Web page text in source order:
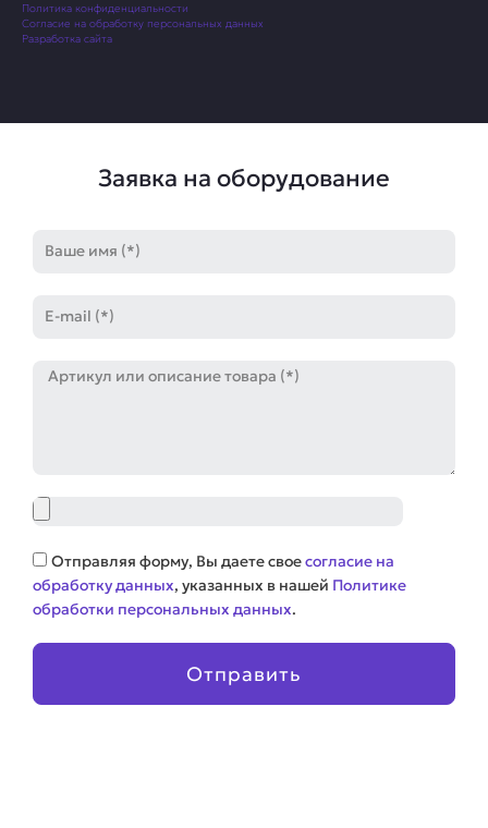
Политика конфиденциальности
Согласие на обработку персональных данных
Разработка сайта
Заявка на оборудование
mail
Артикул
Файл
Соглашение
Отправляя форму, Вы даете своесогласие на
обработку данных, указанных в нашей Политике
обработки персональных данных.
Отправить